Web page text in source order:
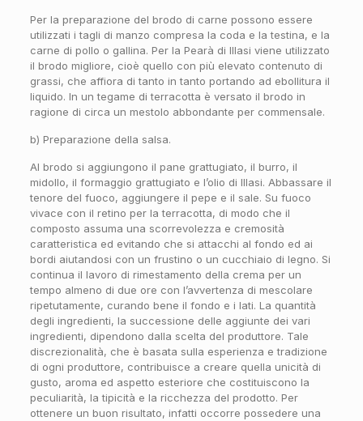
Per la preparazione del brodo di carne possono essere
utilizzati i tagli di manzo compresa la coda e la testina, e la
carne di pollo o gallina. Per la Pearà di Illasi viene utilizzato
il brodo migliore, cioè quello con più elevato contenuto di
grassi, che affiora di tanto in tanto portando ad ebollitura il
liquido. In un tegame di terracotta è versato il brodo in
ragione di circa un mestolo abbondante per commensale.
b) Preparazione della salsa.
Al brodo si aggiungono il pane grattugiato, il burro, il
midollo, il formaggio grattugiato e l’olio di Illasi. Abbassare il
tenore del fuoco, aggiungere il pepe e il sale. Su fuoco
vivace con il retino per la terracotta, di modo che il
composto assuma una scorrevolezza e cremosità
caratteristica ed evitando che si attacchi al fondo ed ai
bordi aiutandosi con un frustino o un cucchiaio di legno. Si
continua il lavoro di rimestamento della crema per un
tempo almeno di due ore con l’avvertenza di mescolare
ripetutamente, curando bene il fondo e i lati. La quantità
degli ingredienti, la successione delle aggiunte dei vari
ingredienti, dipendono dalla scelta del produttore. Tale
discrezionalità, che è basata sulla esperienza e tradizione
di ogni produttore, contribuisce a creare quella unicità di
gusto, aroma ed aspetto esteriore che costituiscono la
peculiarità, la tipicità e la ricchezza del prodotto. Per
ottenere un buon risultato, infatti occorre possedere una